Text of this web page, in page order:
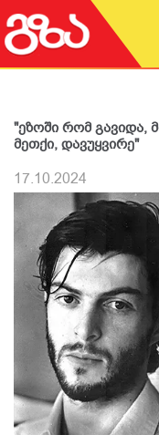
"ეზოში რომ გავიდა,
მეთქი, დავუყვირე"
17.10.2024